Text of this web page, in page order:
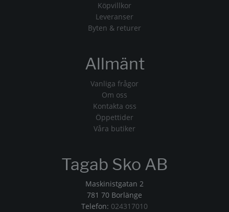
Köpvillkor
Leveranser
Byten & returer
Allmänt
Vanliga frågor
Om oss
Kontakta oss
Öppettider
Våra butiker
Tagab Sko AB
Maskinistgatan 2
781 70 Borlänge
Telefon: 024317010